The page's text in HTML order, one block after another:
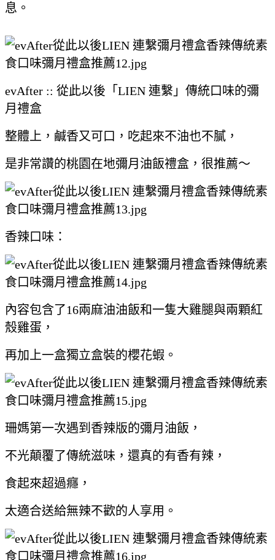
息。
evAfter :: 從此以後「LIEN 連繫」傳統口味的彌
月禮盒
整體上，鹹香又可口，吃起來不油也不膩，
是非常讚的桃園在地彌月油飯禮盒，很推薦～
香辣口味：
內容包含了16兩麻油油飯和一隻大雞腿與兩顆紅
殼雞蛋，
再加上一盒獨立盒裝的櫻花蝦。
珊媽第一次遇到香辣版的彌月油飯，
不光顛覆了傳統滋味，還真的有香有辣，
食起來超過癮，
太適合送給無辣不歡的人享用。